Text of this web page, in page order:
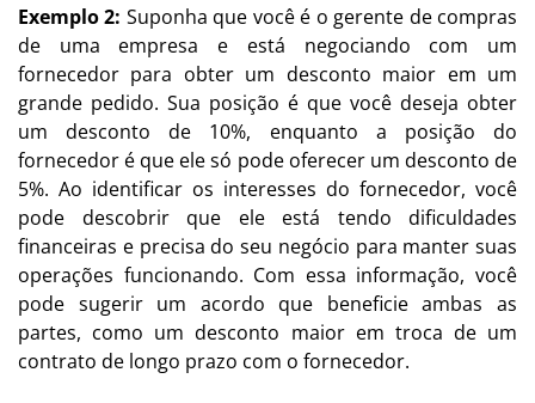
Exemplo 2: Suponha que você é o gerente de compras
de uma empresa e está negociando com um
fornecedor para obter um desconto maior em um
grande pedido. Sua posição é que você deseja obter
um desconto de 10%, enquanto a posição do
fornecedor é que ele só pode oferecer um desconto de
5%. Ao identificar os interesses do fornecedor, você
pode descobrir que ele está tendo dificuldades
financeiras e precisa do seu negócio para manter suas
operações funcionando. Com essa informação, você
pode sugerir um acordo que beneficie ambas as
partes, como um desconto maior em troca de um
contrato de longo prazo com o fornecedor.